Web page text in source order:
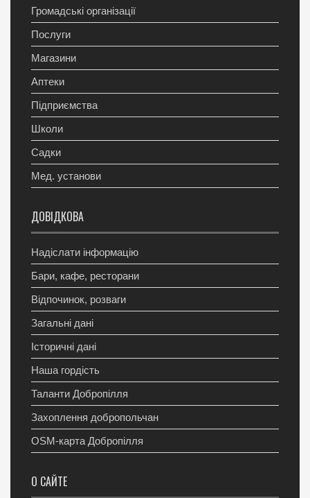
Громадські організації
Послуги
Магазини
Аптеки
Підприємства
Школи
Садки
Мед. установи
ДОВІДКОВА
Надіслати інформацію
Бари, кафе, ресторани
Відпочинок, розваги
Загальні дані
Історичні дані
Наша гордість
Таланти Добропілля
Захоплення добропольчан
OSM-карта Добропілля
О САЙТЕ